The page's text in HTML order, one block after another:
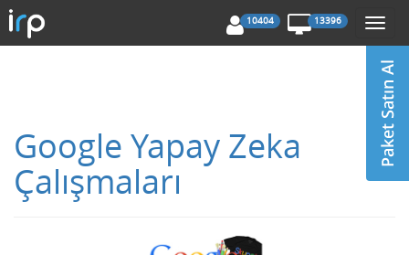
10404 13396
Google Yapay Zeka
Çalışmaları